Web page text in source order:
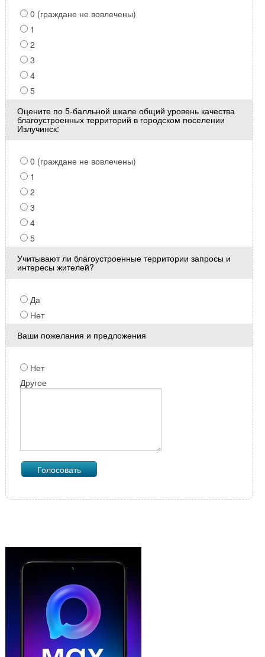
0 (граждане не вовлечены)
1
2
3
4
5
Оцените по 5-балльной шкале общий уровень качества
благоустроенных территорий в городском поселении
Излучинск:
0 (граждане не вовлечены)
1
2
3
4
5
Учитывают ли благоустроенные территории запросы и
интересы жителей?
Да
Нет
Ваши пожелания и предложения
Нет
Другое